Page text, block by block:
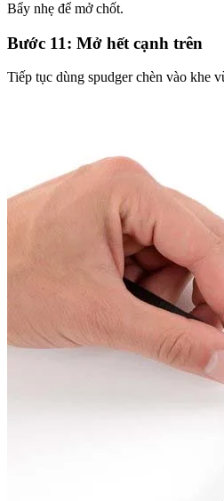
Bẩy nhẹ để mở chốt.
Bước 11: Mở hết cạnh trên
Tiếp tục dùng spudger chèn vào khe